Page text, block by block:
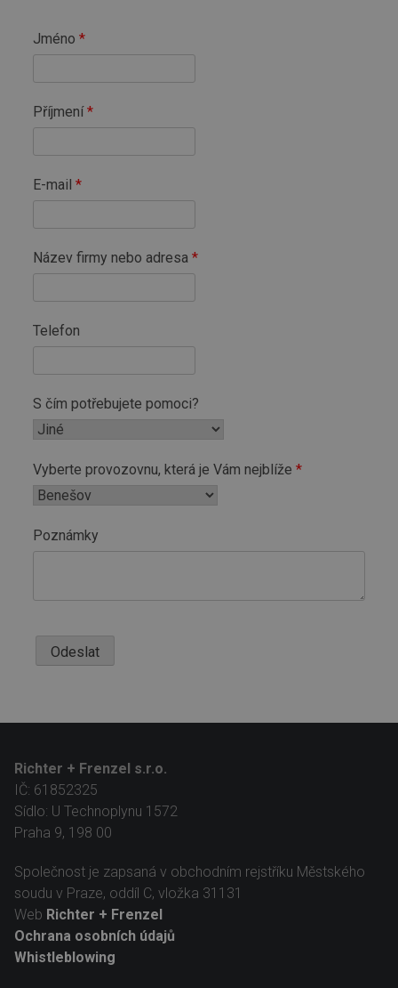
Jméno
Příjmení
E-mail
Název firmy nebo adresa
Telefon
S čím potřebujete pomoci?
Vyberte provozovnu, která je Vám nejblíže
Poznámky
Odeslat
Richter + Frenzel s.r.o.
IČ: 61852325
Sídlo: U Technoplynu 1572
Praha 9, 198 00
Společnost je zapsaná v obchodním rejstříku Městského
soudu v Praze, oddíl C, vložka 31131
Web Richter + Frenzel
Ochrana osobních údajů
Whistleblowing